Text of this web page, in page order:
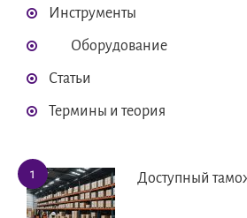
Инструменты
Оборудование
Статьи
Термины и теория
Доступный